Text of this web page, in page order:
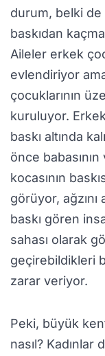
durum, belki de
baskıdan
Aileler erkek
evlendiriyor
çocuklarının
kuruluyor.
baskı altında
önce
kocasının
görüyor, ağzını
baskı gören
sahası olarak
geçirebildikleri
zarar veriyor.
Peki, büyük
nasıl? Kadınlar